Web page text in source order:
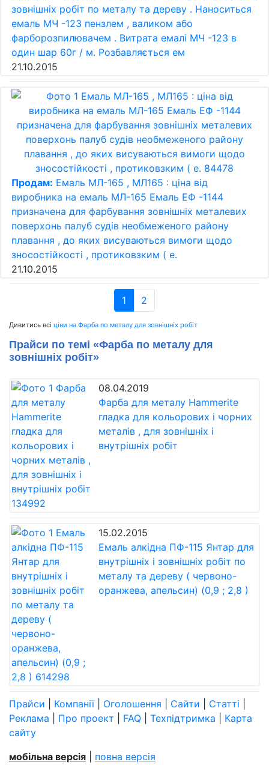
зовнішніх робіт по металу та дереву . Наноситься
емаль МЧ -123 пензлем , валиком або
фарборозпилювачем . Витрата емалі МЧ -123 в
один шар 60г / м. Розбавляється ем
21.10.2015
Продам: Емаль МЛ-165 , МЛ165 : ціна від
виробника на емаль МЛ-165 Емаль ЕФ -1144
призначена для фарбування зовнішніх металевих
поверхонь палуб судів необмеженого району
плавання , до яких висуваються вимоги щодо
зносостійкості , протиковзким ( е.
21.10.2015
1 2
Дивитись всі ціни на Фарба по металу для зовнішніх робіт
Прайси по темі «Фарба по металу для
зовнішніх робіт»
08.04.2019
Фарба для металу Hammerite
гладка для кольорових і чорних
металів , для зовнішніх і
внутрішніх робіт
15.02.2015
Емаль алкідна ПФ-115 Янтар для
внутрішніх і зовнішніх робіт по
металу та дереву ( червоно-
оранжева, апельсин) (0,9 ; 2,8 )
Прайси Компанії| Оголошення Сайти Статті
Реклама
Про проект FAQ Техпідтримка
Карта
сайту
мобільна версія
повна версія